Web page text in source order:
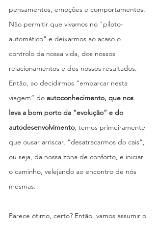
pensamentos, emoções e comportamentos.
Não permitir que vivamos no "piloto-
automático" e deixarmos ao acaso o
controlo da nossa vida, dos nossos
relacionamentos e dos nossos resultados.
Então, ao decidirmos “embarcar nesta
viagem” do autoconhecimento, que nos
leva a bom porto da “evolução” e do
autodesenvolvimento, temos primeiramente
que ousar arriscar, “desatracarmos do cais”,
ou seja, da nossa zona de conforto, e iniciar
o caminho, velejando ao encontro de nós
mesmas.
Parece ótimo, certo? Então, vamos assumir o